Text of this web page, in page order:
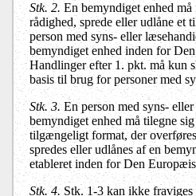
Stk. 2. En bemyndiget enhed
rådighed, sprede eller udlåne et
person med syns- eller
bemyndiget enhed inden for
Handlinger efter 1. pkt. må kun
basis til brug for personer med
Stk. 3.En person med syns-
bemyndiget enhed må tilegne
tilgængeligt format, der
spredes eller udlånes af en
etableret inden for Den
Stk. 4. Stk. 1-3 kan ikke fraviges